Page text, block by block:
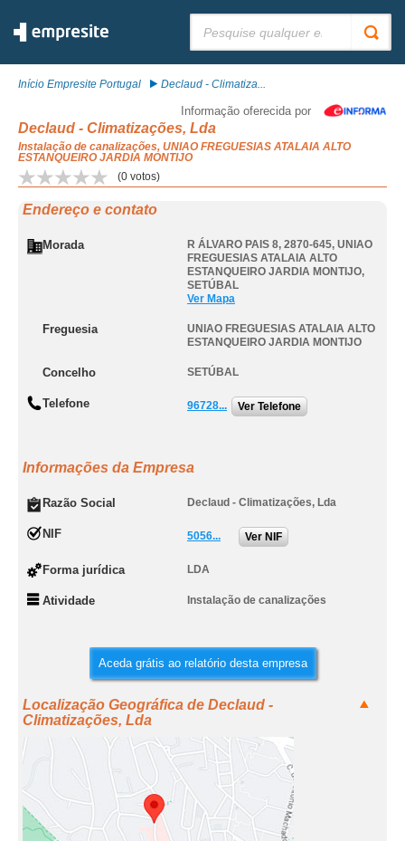
Início Empresite Portugal Declaud - Climatiza...
Informação oferecida por
Declaud - Climatizações, Lda
Instalação de canalizações, UNIAO FREGUESIAS ATALAIA ALTO
ESTANQUEIRO JARDIA MONTIJO
(0 votos)
Endereço e contato
Morada R ÁLVARO PAIS 8, 2870-645, UNIAO
FREGUESIAS ATALAIA ALTO
ESTANQUEIRO JARDIA MONTIJO,
SETÚBAL
Ver Mapa
Freguesia
UNIAO FREGUESIAS ATALAIA ALTO
ESTANQUEIRO JARDIA MONTIJO
Concelho SETÚBAL
Telefone 96728... Ver Telefone
Informações da Empresa
Razão Social Declaud - Climatizações, Lda
NIF 5056... Ver NIF
Forma jurídica LDA
Atividade Instalação de canalizações
Aceda grátis ao relatório desta empresa
Localização Geográfica de Declaud -
Climatizações, Lda